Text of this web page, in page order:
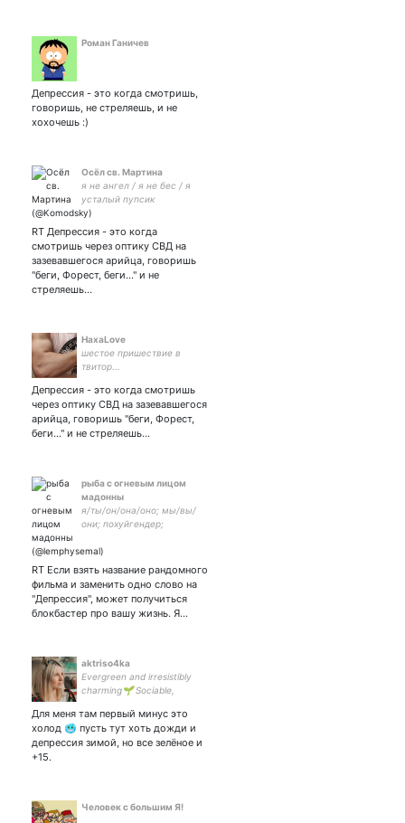
Роман Ганичев
Депрессия - это когда смотришь,
говоришь, не стреляешь, и не
хохочешь :)
Осёл св. Мартина
я не ангел / я не бес / я
усталый пупсик
RT Депрессия - это когда
смотришь через оптику СВД на
зазевавшегося арийца, говоришь
"беги, Форест, беги..." и не
стреляешь...
HaxaLove
шестое пришествие в
твитор...
Депрессия - это когда смотришь
через оптику СВД на зазевавшегося
арийца, говоришь "беги, Форест,
беги..." и не стреляешь...
рыба с огневым лицом
мадонны
я/ты/он/она/оно; мы/вы/
они; похуйгендер;
привлекают деньги и
стаж саморазрушения
RT Если взять название рандомного
фильма и заменить одно слово на
"Депрессия", может получиться
блокбастер про вашу жизнь. Я…
aktriso4ka
Evergreen and irresistibly
charming🌱 Sociable,
people, experiences💛 If I
were you I'd totally adore
me
Для меня там первый минус это
холод 🥶 пусть тут хоть дожди и
депрессия зимой, но все зелёное и
+15.
Человек с большим Я!